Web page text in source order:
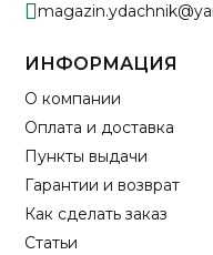
ИНФОРМАЦИЯ
О компании
Оплата и доставка
Пункты выдачи
Гарантии и возврат
Как сделать заказ
Статьи